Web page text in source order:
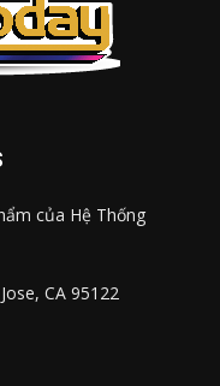
của Hệ Thống
CA 95122